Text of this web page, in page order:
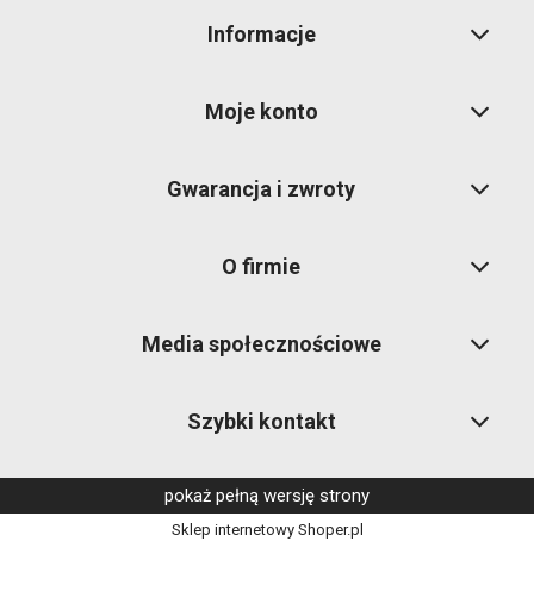
Informacje
Moje konto
Gwarancja i zwroty
O firmie
Media społecznościowe
Szybki kontakt
pokaż pełną wersję strony
Sklep internetowy Shoper.pl